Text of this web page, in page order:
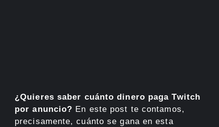
¿Quieres saber cuánto dinero paga Twitch
por anuncio? En este post te contamos,
precisamente, cuánto se gana en esta